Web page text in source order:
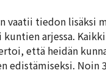
vaatii tiedon lisäksi
arjessa.
että heidän
edistämiseksi.